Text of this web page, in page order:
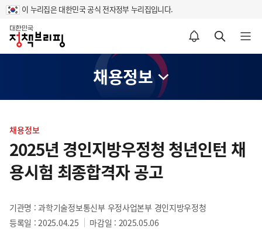
이 누리집은 대한민국 공식 전자정부 누리집입니다.
홈
알림설정 바로가기 검색 바로가기 메뉴 열기
채용정보
텐
츠
영
역
채용정보
2025년 경인지방우정청 청년인턴 채
용시험 최종합격자 공고
기관명 : 과학기술정보통신부 우정사업본부 경인지방우정청
등록일 : 2025.04.25
마감일 : 2025.05.06